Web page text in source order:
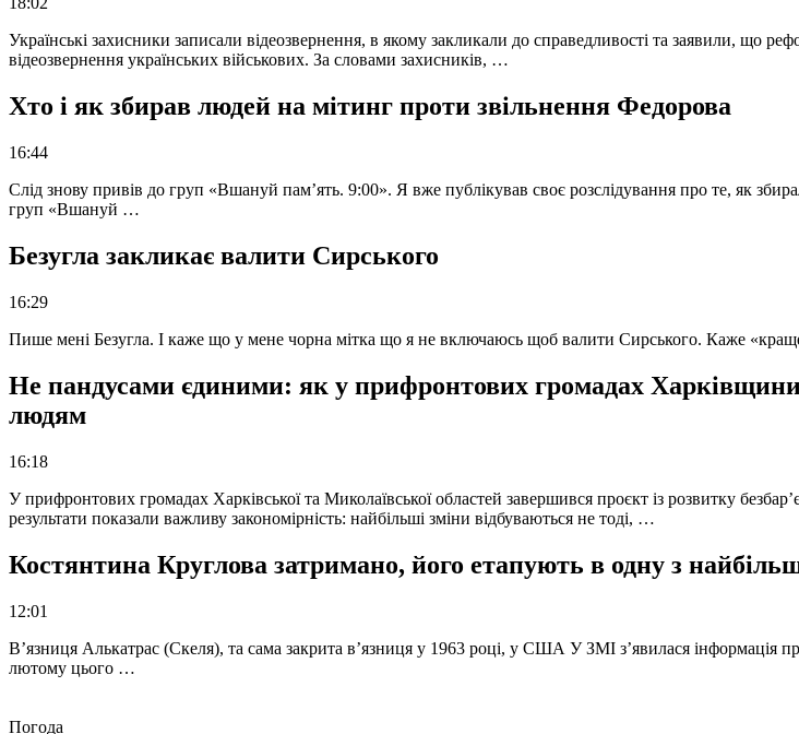
Українські захисники записали відеозвернення, в якому закликали до справедливості та заявили, що
відеозвернення українських військових. За словами захисників, …
Хто і як збирав людей на мітинг проти звільнення Федорова
16:44
Слід знову привів до груп «Вшануй пам’ять. 9:00». Я вже публікував своє розслідування про те, як
груп «Вшануй …
Безугла закликає валити Сирського
16:29
Пише мені Безугла. І каже що у мене чорна мітка що я не включаюсь щоб валити Сирського. Каже
Не пандусами єдиними: як у прифронтових громадах
людям
16:18
У прифронтових громадах Харківської та Миколаївської областей завершився проєкт із розвитку
результати показали важливу закономірність: найбільші зміни відбуваються не тоді, …
Костянтина Круглова затримано, його етапують в одну з
12:01
В’язниця Алькатрас (Скеля), та сама закрита в’язниця у 1963 році, у США У ЗМІ з’явилася інформація
лютому цього …
Погода